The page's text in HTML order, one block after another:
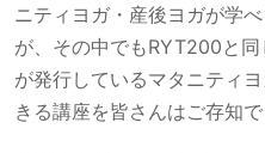
ニティヨガ・産後ヨガが学
が、その中でもRYT200と
が発行しているマタニティ
きる講座を皆さんはご存知